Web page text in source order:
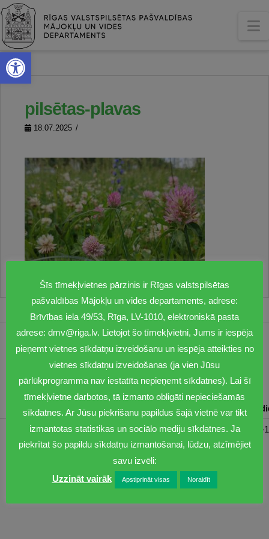
Open toolbar
pilsētas-plavas
18.07.2025
1201
dmv@riga.lv
Pirmdiena Otrdiena Trešdiena Ceturtdiena
08:30-17:00 08:00-17:00 08:00-17:00 08:00-17:00 08:00-
Šīs tīmekļvietnes pārzinis ir Rīgas valstspilsētas
pašvaldības Mājokļu un vides departaments, adrese:
Brīvības iela 49/53, Rīga, LV-1010, elektroniskā pasta
adrese: dmv@riga.lv. Lietojot šo tīmekļvietni, Jums ir iespēja
pieņemt vietnes sīkdatņu izveidošanu un iespēja atteikties no
vietnes sīkdatņu izveidošanas (ja vien Jūsu
pārlūkprogramma nav iestatīta nepieņemt sīkdatnes). Lai šī
tīmekļvietne darbotos, tā izmanto obligāti nepieciešamās
sīkdatnes. Ar Jūsu piekrišanu papildus šajā vietnē var tikt
izmantotas statistikas un sociālo mediju sīkdatnes. Ja
piekrītat šo papildu sīkdatņu izmantošanai, lūdzu, atzīmējiet
savu izvēli:
Uzzināt vairāk
Apstiprināt visas Noraidīt